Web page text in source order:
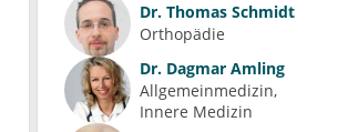
Dr. Thomas Schmidt
Orthopädie
Dr. Dagmar Amling
Allgemeinmedizin
Innere Medizin